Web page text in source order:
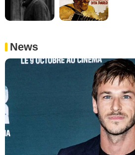
News